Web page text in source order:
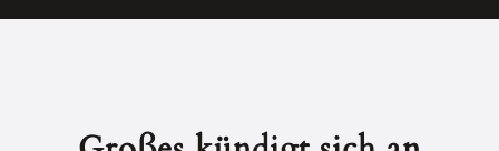
Button